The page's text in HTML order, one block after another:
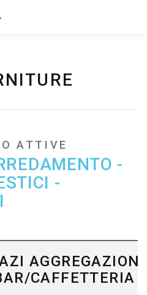
ATTIVE
-
-
CAFFETTERIA